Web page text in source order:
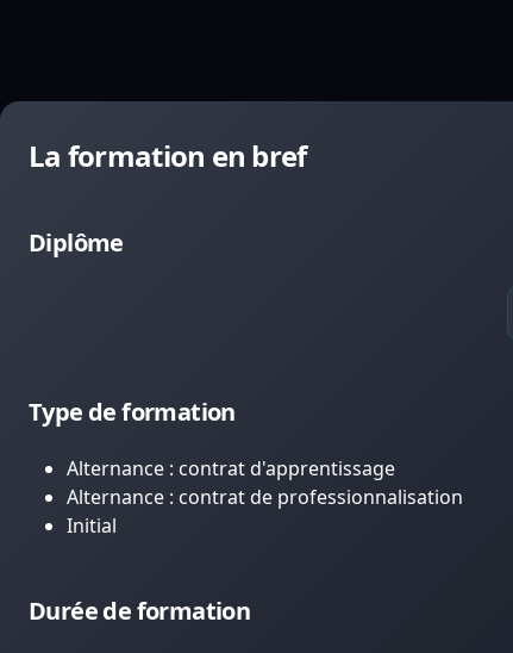
La formation en bref
Diplôme
Type de formation
Alternance : contrat d'apprentissage
Alternance : contrat de professionnalisation
Initial
Durée de formation